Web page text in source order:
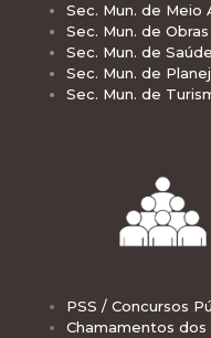
Sec. Mun. de Meio
Sec. Mun. de
Sec. Mun. de Saúde
Sec. Mun. de
Sec. Mun. de
PSS / Concursos
Chamamentos dos